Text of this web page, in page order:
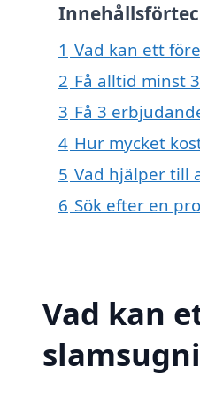
1 Vad kan ett
2 Få alltid minst
3 Få 3
4 Hur mycket
5 Vad hjälper till
6 Sök efter en
Vad kan